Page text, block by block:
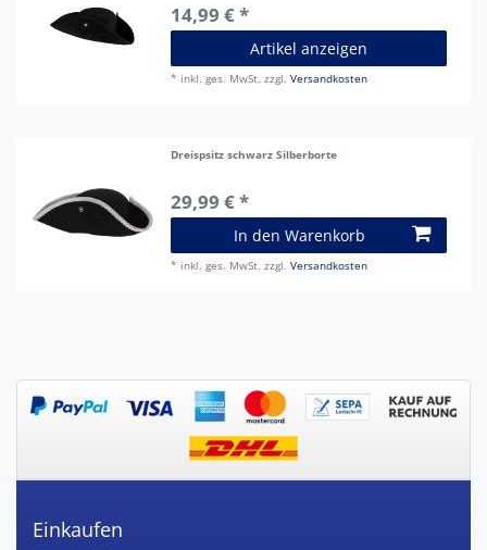
14,99 € *
Artikel anzeigen
* inkl. ges. MwSt. zzgl.Versandkosten
Dreispsitz schwarz Silberborte
29,99 € *
In den Warenkorb
* inkl. ges. MwSt. zzgl.Versandkosten
Einkaufen